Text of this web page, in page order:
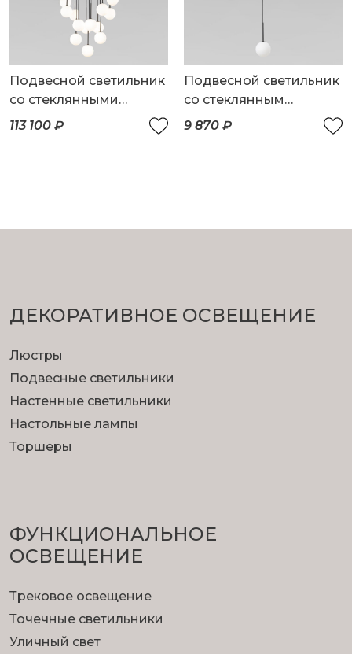
Подвесной светильник
со стеклянными
плафонами
113 100 ₽
Подвесной светильник
со стеклянным
плафоном
9 870 ₽
ДЕКОРАТИВНОЕ ОСВЕЩЕНИЕ
Люстры
Подвесные светильники
Настенные светильники
Настольные лампы
Торшеры
ФУНКЦИОНА­ЛЬНОЕ
ОСВЕЩЕНИЕ
Трековое освещение
Точечные светильники
Уличный свет